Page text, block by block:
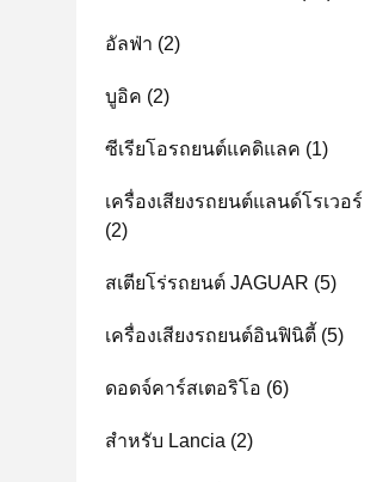
อัลฟ่า (2)
บูอิค (2)
ซีเรียโอรถยนต์แคดิแลค (1)
เครื่องเสียงรถยนต์แลนด์โรเวอร์
(2)
สเตียโร่รถยนต์ JAGUAR (5)
เครื่องเสียงรถยนต์อินฟินิตี้ (5)
ดอดจ์คาร์สเตอริโอ (6)
สําหรับ Lancia (2)